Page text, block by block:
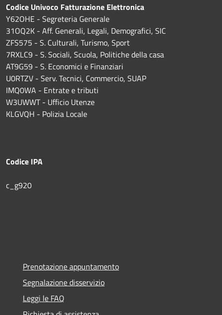
Codice Univoco Fatturazione Elettronica
Y62OHE - Segreteria Generale
31OQ2K - Aff. Generali, Legali, Demografici, SIC
ZFS575 - S. Culturali, Turismo, Sport
7RXLC9 - S. Sociali, Scuola, Politiche della casa
AT9G59 - S. Economici e Finanziari
U0RTZV - Serv. Tecnici, Commercio, SUAP
IMQ0WA - Entrate e tributi
W3UWWT - Ufficio Utenze
KLGVQH - Polizia Locale
Codice IPA
c_g920
Prenotazione appuntamento
Segnalazione disservizio
Leggi le FAQ